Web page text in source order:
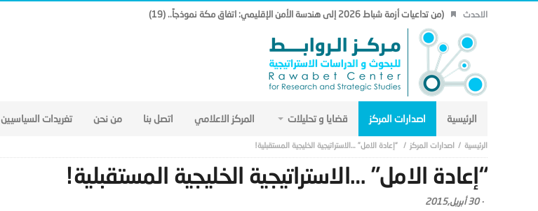
الاحدث (من تداعيات أزمة شباط 2026 إلى هندسة الأمن الإقليمي: اتفاق مكة نموذجاً.. (19)
الرئيسية اصدارات المركز قضايا و تحليلات المركز الاعلامي اتصل بنا من نحن تغريدات السياسيين
اصدارات المركز “إعادة الامل” …الاستراتيجية الخليجية المستقبلية!
“إعادة الامل” …الاستراتيجية الخليجية المستقبلية!
-30 أبريل,2015